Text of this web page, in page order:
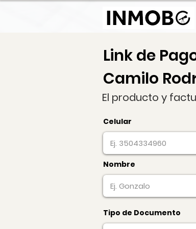
Link de
Camilo
El producto y
Celular
Nombre
Tipo de Documento